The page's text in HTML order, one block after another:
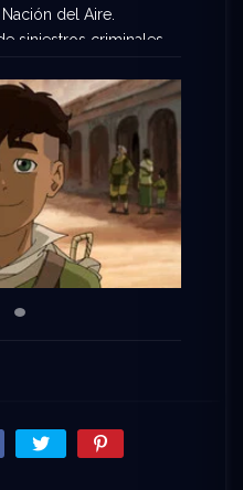
del Aire.
siniestros criminales